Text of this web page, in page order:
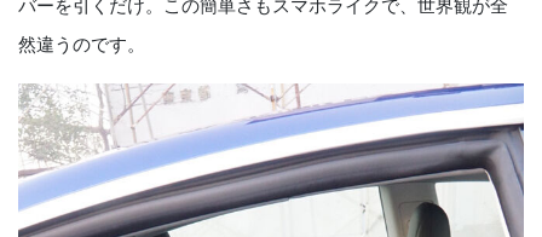
バーを引くだけ。この簡単さもスマホライクで、世界観が全
然違うのです。